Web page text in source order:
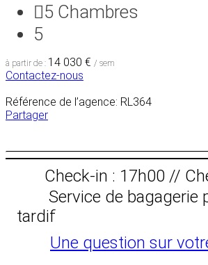
5 Chambres
5
à partir de : 14 030 € / sem
Contactez-nous
Référence de l’agence: RL364
Partager
Check-in : 17h00 //
Service de bagagerie
tardif
Une question sur